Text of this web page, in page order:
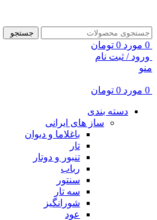
جستجو
0 مورد 0 تومان
ورود / ثبت نام
منو
0 مورد 0 تومان
دسته بندی
ساز های ایرانی
باغلاما و دیوان
تار
تنبور و دوتار
رباب
سنتور
سه تار
شورانگیز
عود